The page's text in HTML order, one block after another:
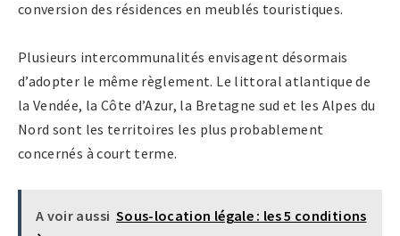
conversion des résidences en meublés touristiques.
Plusieurs intercommunalités envisagent désormais
d’adopter le même règlement. Le littoral atlantique de
la Vendée, la Côte d’Azur, la Bretagne sud et les Alpes du
Nord sont les territoires les plus probablement
concernés à court terme.
A voir aussi Sous-location légale : les 5 conditions